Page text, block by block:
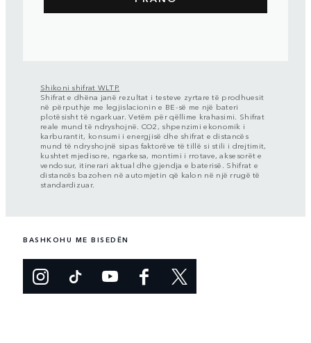
Shikoni shifrat WLTP.
Shifrat e dhëna janë rezultat i testeve zyrtare të prodhuesit
në përputhje me legjislacionin e BE-së me një bateri
plotësisht të ngarkuar. Vetëm për qëllime krahasimi. Shifrat
reale mund të ndryshojnë. CO2, shpenzimi ekonomik i
karburantit, konsumi i energjisë dhe shifrat e distancës
mund të ndryshojnë sipas faktorëve të tillë si stili i drejtimit,
kushtet mjedisore, ngarkesa, montimi i rrotave, aksesorët e
vendosur, itinerari aktual dhe gjendja e baterisë. Shifrat e
distancës bazohen në automjetin që kalon në një rrugë të
standardizuar.
BASHKOHU ME BISEDËN